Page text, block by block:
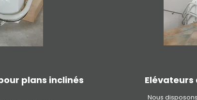
plans inclinés
Nous